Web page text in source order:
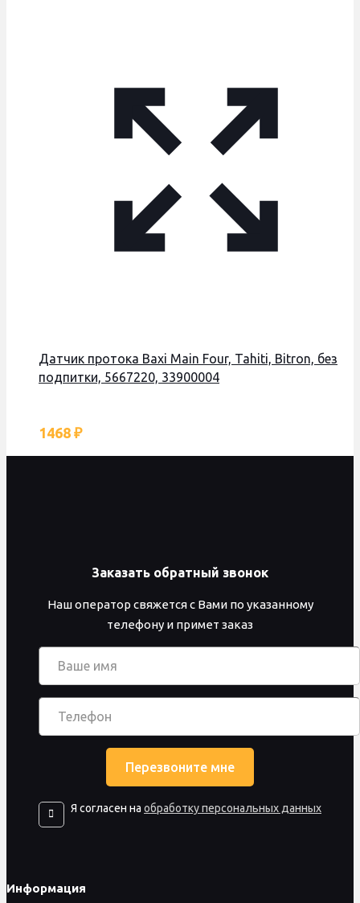
Датчик протока Baxi Main Four, Tahiti, Bitron, без
подпитки, 5667220, 33900004
1468 ₽
Заказать обратный звонок
Наш оператор свяжется с Вами по указанному
телефону и примет заказ
Я согласен на обработку персональных данных
Информация